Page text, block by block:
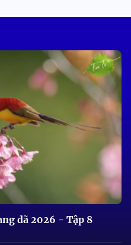
dã 2026 - Tập 8